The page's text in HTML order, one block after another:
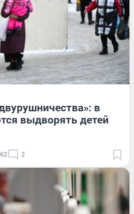
в
выдворять детей
2